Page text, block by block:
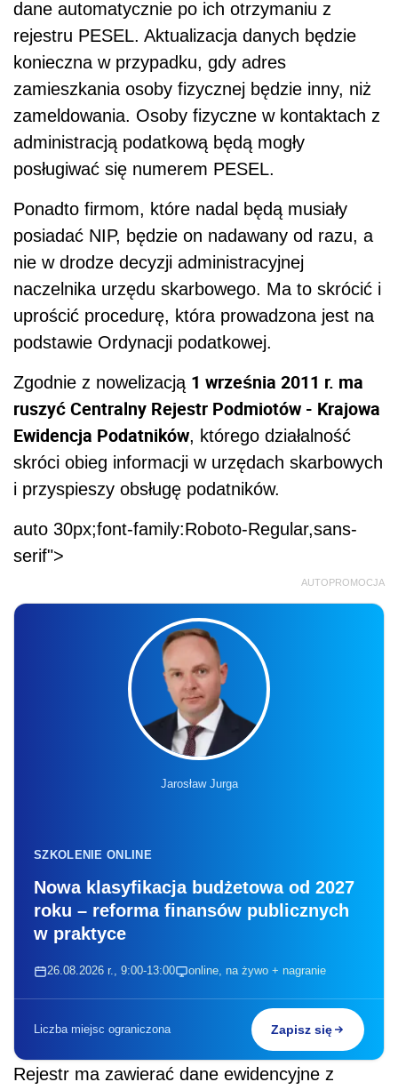
dane automatycznie po ich otrzymaniu z
rejestru PESEL. Aktualizacja danych będzie
konieczna w przypadku, gdy adres
zamieszkania osoby fizycznej będzie inny, niż
zameldowania. Osoby fizyczne w kontaktach z
administracją podatkową będą mogły
posługiwać się numerem PESEL.
Ponadto firmom, które nadal będą musiały
posiadać NIP, będzie on nadawany od razu, a
nie w drodze decyzji administracyjnej
naczelnika urzędu skarbowego. Ma to skrócić i
uprościć procedurę, która prowadzona jest na
podstawie Ordynacji podatkowej.
Zgodnie z nowelizacją 1 września 2011 r. ma
ruszyć Centralny Rejestr Podmiotów - Krajowa
Ewidencja Podatników, którego działalność
skróci obieg informacji w urzędach skarbowych
i przyspieszy obsługę podatników.
auto 30px;font-family:Roboto-Regular,sans-
serif">
AUTOPROMOCJA
Jarosław Jurga
SZKOLENIE ONLINE
Nowa klasyfikacja budżetowa od 2027
roku – reforma finansów publicznych
w praktyce
26.08.2026 r., 9:00-13:00 online, na żywo + nagranie
Liczba miejsc ograniczona Zapisz się
Rejestr ma zawierać dane ewidencyjne z